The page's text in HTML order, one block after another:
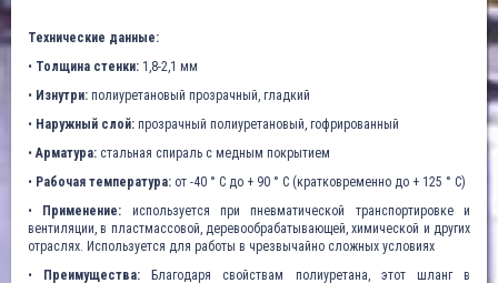
Технические данные:
• Толщина стенки: 1,8-2,1 мм
• Изнутри: полиуретановый прозрачный, гладкий
• Наружный слой: прозрачный полиуретановый, гофрированный
•Арматура: стальная спираль с медным покрытием
• Рабочая температура: от -40 ° C до + 90 ° C (кратковременно до + 125 ° C)
•
Применение: используется при пневматической транспортировке и
вентиляции, в пластмассовой, деревообрабатывающей, химической и других
отраслях. Используется для работы в чрезвычайно сложных условиях
•
Преимущества: Благодаря свойствам полиуретана, этот шланг в